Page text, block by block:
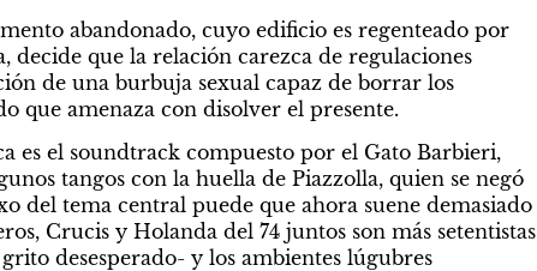
abandonado, cuyo edificio es regenteado por
decide que la relación carezca de regulaciones
de una burbuja sexual capaz de borrar los
que amenaza con disolver el presente.
es el soundtrack compuesto por el Gato Barbieri,
tangos con la huella de Piazzolla, quien se negó
del tema central puede que ahora suene demasiado
Crucis y Holanda del 74 juntos son más setentistas
desesperado- y los ambientes lúgubres